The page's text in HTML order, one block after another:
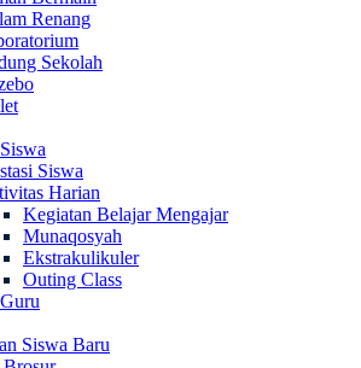
Renang
Sekolah
Siswa
Harian
Kegiatan Belajar Mengajar
Munaqosyah
Ekstrakulikuler
Outing Class
Siswa Baru